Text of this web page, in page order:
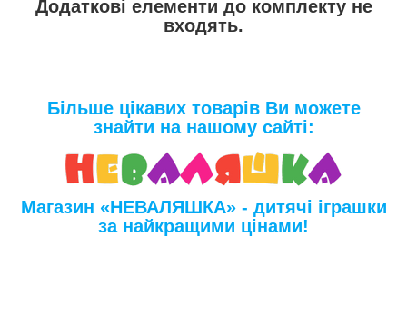
Додаткові елементи до комплекту не
входять.
Більше цікавих товарів Ви можете
знайти на нашому сайті:
Магазин «НЕВАЛЯШКА» - дитячі іграшки
за найкращими цінами!